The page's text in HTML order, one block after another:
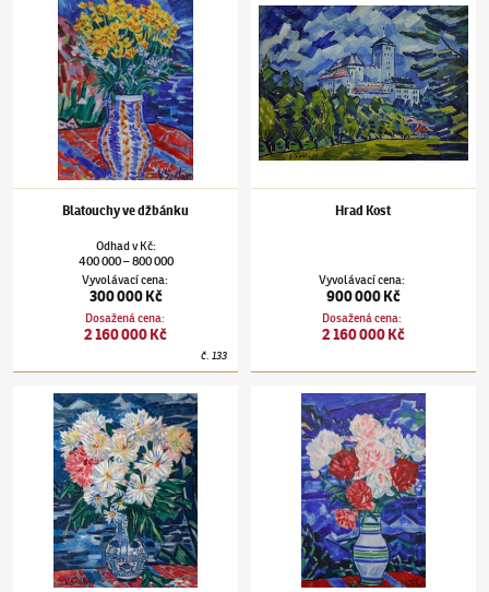
Blatouchy ve džbánku
Odhadv Kč:
400 000–800 000
Vyvolávací cena:
300 000 Kč
Dosažená cena:
2 160 000 Kč
č.133
Hrad Kost
Vyvolávací cena:
900 000 Kč
Dosažená cena:
2 160 000 Kč
Václav Špála(1885–1946)Kytice Václav Špála(1885–1946)Pivoňky